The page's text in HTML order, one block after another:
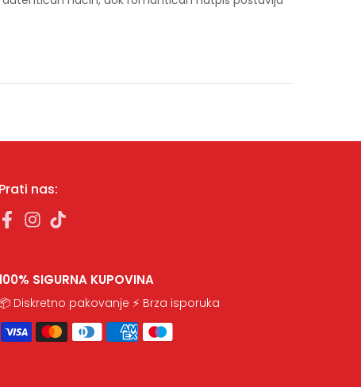
Prati nas:
SIGURNA KUPOVINA
Diskretno pakovanje ⚡ Brza isporuka